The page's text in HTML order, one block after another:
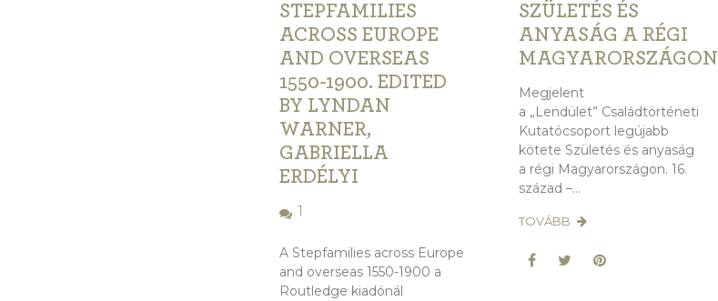
STEPFAMILIES
ACROSS EUROPE
AND OVERSEAS
1550-1900. EDITED
BY LYNDAN
WARNER,
GABRIELLA
ERDÉLYI
1
A Stepfamilies across Europe
and overseas 1550-1900 a
Routledge kiadónál
SZÜLETÉS ÉS
ANYASÁG A RÉGI
MAGYARORSZÁGON
Megjelent
a „Lendület” Családtörténeti
Kutatócsoport legújabb
kötete Születés és anyaság
a régi Magyarországon. 16.
század –...
TOVÁBB